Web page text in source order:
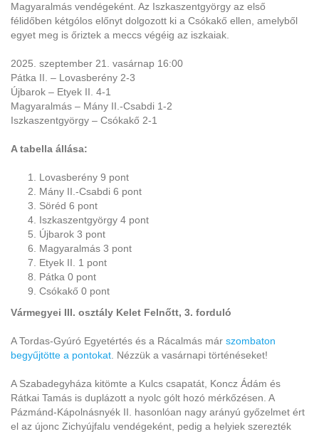
Magyaralmás vendégeként. Az Iszkaszentgyörgy az első
félidőben kétgólos előnyt dolgozott ki a Csókakő ellen, amelyből
egyet meg is őriztek a meccs végéig az iszkaiak.
2025. szeptember 21. vasárnap 16:00
Pátka II. – Lovasberény 2-3
Újbarok – Etyek II. 4-1
Magyaralmás – Mány II.-Csabdi 1-2
Iszkaszentgyörgy – Csókakő 2-1
A tabella állása:
Lovasberény 9 pont
Mány II.-Csabdi 6 pont
Söréd 6 pont
Iszkaszentgyörgy 4 pont
Újbarok 3 pont
Magyaralmás 3 pont
Etyek II. 1 pont
Pátka 0 pont
Csókakő 0 pont
Vármegyei III. osztály Kelet Felnőtt, 3. forduló
A Tordas-Gyúró Egyetértés és a Rácalmás már szombaton
begyűjtötte a pontokat . Nézzük a vasárnapi történéseket!
A Szabadegyháza kitömte a Kulcs csapatát, Koncz Ádám és
Rátkai Tamás is duplázott a nyolc gólt hozó mérkőzésen. A
Pázmánd-Kápolnásnyék II. hasonlóan nagy arányú győzelmet ért
el az újonc Zichyújfalu vendégeként, pedig a helyiek szerezték